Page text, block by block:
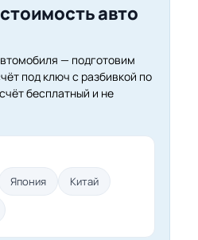
авто
— подготовим
под ключ с разбивкой по
бесплатный и не
Япония
Китай